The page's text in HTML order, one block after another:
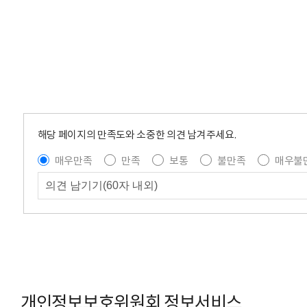
해당 페이지의 만족도와 소중한 의견 남겨주세요.
매우만족
만족 보통 불만족
매우불